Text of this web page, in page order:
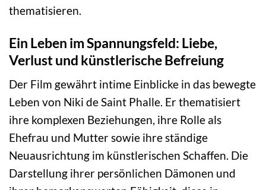
thematisieren.
Ein Leben im Spannungsfeld: Liebe,
Verlust und künstlerische Befreiung
Der Film gewährt intime Einblicke in das bewegte
Leben von Niki de Saint Phalle. Er thematisiert
ihre komplexen Beziehungen, ihre Rolle als
Ehefrau und Mutter sowie ihre ständige
Neuausrichtung im künstlerischen Schaffen. Die
Darstellung ihrer persönlichen Dämonen und